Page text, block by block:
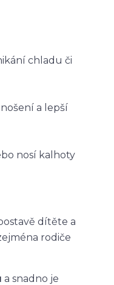
chladu či
a lepší
nosí kalhoty
dítěte a
rodiče
a snadno je